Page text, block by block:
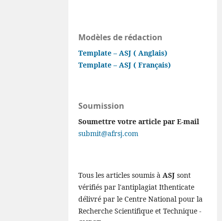
Modèles de rédaction
Template – ASJ ( Anglais)
Template – ASJ ( Français)
Soumission
Soumettre votre article par E-mail
submit@afrsj.com
Tous les articles soumis à ASJ sont
vérifiés par l'antiplagiat Ithenticate
délivré par le Centre National pour la
Recherche Scientifique et Technique -